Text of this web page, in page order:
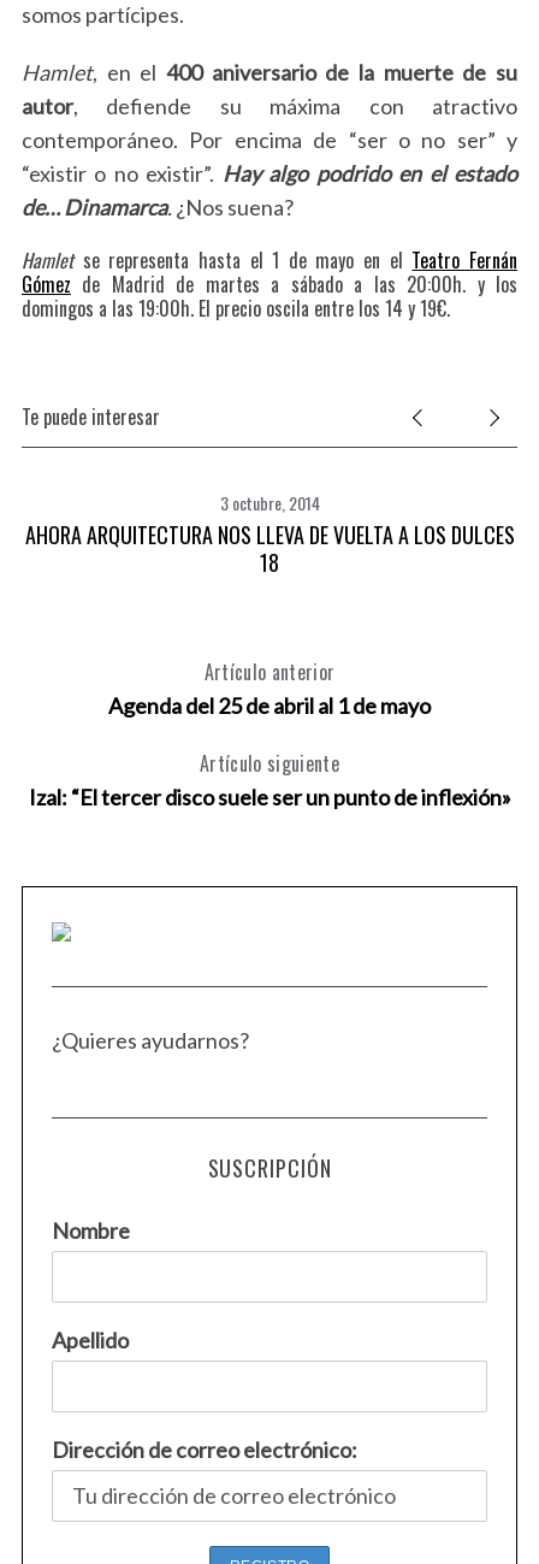
somos partícipes.
Hamlet, en el 400 aniversario de la muerte de su
autor, defiende su máxima con atractivo
contemporáneo. Por encima de “ser o no ser” y
“existir o no existir”. Hay algo podrido en el estado
de… Dinamarca.¿Nos suena?
Hamlet se representa hasta el 1 de mayo en el Teatro Fernán
Gómez de Madrid de martes a sábado a las 20:00h. y los
domingos a las 19:00h. El precio oscila entre los 14 y 19€.
Te puede interesar
3 octubre, 2014
AHORA ARQUITECTURA NOS LLEVA DE VUELTA A LOS DULCES
18
Artículo anterior
Agenda del 25 de abril al 1 de mayo
Artículo siguiente
Izal: “El tercer disco suele ser un punto de inflexión»
¿Quieres ayudarnos?
SUSCRIPCIÓN
Nombre
Apellido
Dirección de correo electrónico: